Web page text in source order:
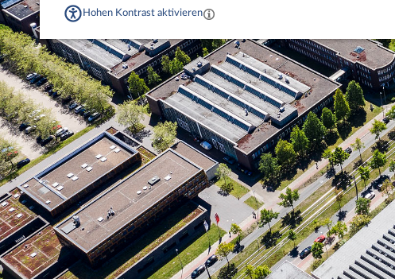
Hohen Kontrast aktivieren